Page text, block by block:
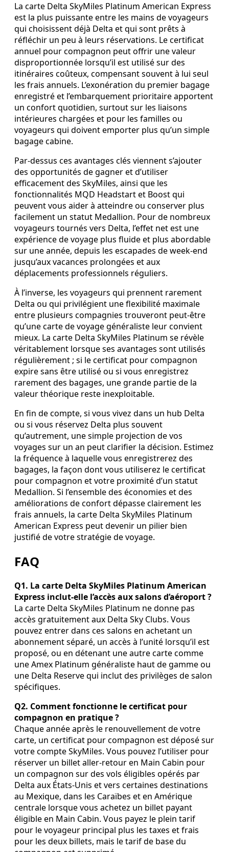
La carte Delta SkyMiles Platinum American Express
est la plus puissante entre les mains de voyageurs
qui choisissent déjà Delta et qui sont prêts à
réfléchir un peu à leurs réservations. Le certificat
annuel pour compagnon peut offrir une valeur
disproportionnée lorsqu’il est utilisé sur des
itinéraires coûteux, compensant souvent à lui seul
les frais annuels. L’exonération du premier bagage
enregistré et l’embarquement prioritaire apportent
un confort quotidien, surtout sur les liaisons
intérieures chargées et pour les familles ou
voyageurs qui doivent emporter plus qu’un simple
bagage cabine.
Par‑dessus ces avantages clés viennent s’ajouter
des opportunités de gagner et d’utiliser
efficacement des SkyMiles, ainsi que les
fonctionnalités MQD Headstart et Boost qui
peuvent vous aider à atteindre ou conserver plus
facilement un statut Medallion. Pour de nombreux
voyageurs tournés vers Delta, l’effet net est une
expérience de voyage plus fluide et plus abordable
sur une année, depuis les escapades de week‑end
jusqu’aux vacances prolongées et aux
déplacements professionnels réguliers.
À l’inverse, les voyageurs qui prennent rarement
Delta ou qui privilégient une flexibilité maximale
entre plusieurs compagnies trouveront peut‑être
qu’une carte de voyage généraliste leur convient
mieux. La carte Delta SkyMiles Platinum se révèle
véritablement lorsque ses avantages sont utilisés
régulièrement ; si le certificat pour compagnon
expire sans être utilisé ou si vous enregistrez
rarement des bagages, une grande partie de la
valeur théorique reste inexploitable.
En fin de compte, si vous vivez dans un hub Delta
ou si vous réservez Delta plus souvent
qu’autrement, une simple projection de vos
voyages sur un an peut clarifier la décision. Estimez
la fréquence à laquelle vous enregistrerez des
bagages, la façon dont vous utiliserez le certificat
pour compagnon et votre proximité d’un statut
Medallion. Si l’ensemble des économies et des
améliorations de confort dépasse clairement les
frais annuels, la carte Delta SkyMiles Platinum
American Express peut devenir un pilier bien
justifié de votre stratégie de voyage.
FAQ
Q1. La carte Delta SkyMiles Platinum American
Express inclut‑elle l’accès aux salons d’aéroport ?
La carte Delta SkyMiles Platinum ne donne pas
accès gratuitement aux Delta Sky Clubs. Vous
pouvez entrer dans ces salons en achetant un
abonnement séparé, un accès à l’unité lorsqu’il est
proposé, ou en détenant une autre carte comme
une Amex Platinum généraliste haut de gamme ou
une Delta Reserve qui inclut des privilèges de salon
spécifiques.
Q2. Comment fonctionne le certificat pour
compagnon en pratique ?
Chaque année après le renouvellement de votre
carte, un certificat pour compagnon est déposé sur
votre compte SkyMiles. Vous pouvez l’utiliser pour
réserver un billet aller‑retour en Main Cabin pour
un compagnon sur des vols éligibles opérés par
Delta aux États‑Unis et vers certaines destinations
au Mexique, dans les Caraïbes et en Amérique
centrale lorsque vous achetez un billet payant
éligible en Main Cabin. Vous payez le plein tarif
pour le voyageur principal plus les taxes et frais
pour les deux billets, mais le tarif de base du